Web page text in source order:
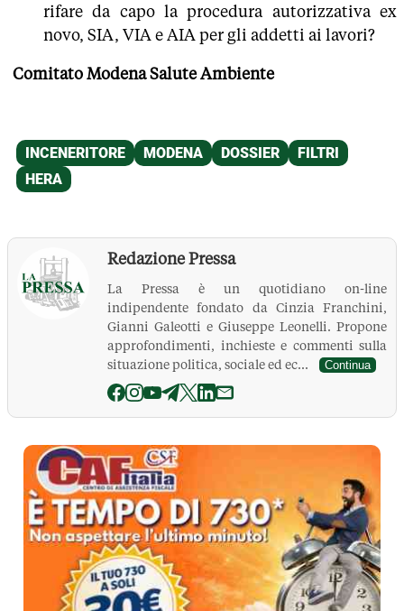
rifare da capo la procedura autorizzativa ex
novo, SIA, VIA e AIA per gli addetti ai lavori?
Comitato Modena Salute Ambiente
Redazione Pressa
La Pressa è un quotidiano on-line
indipendente fondato da Cinzia Franchini,
Gianni Galeotti e Giuseppe Leonelli. Propone
approfondimenti, inchieste e commenti sulla
situazione politica, sociale ed ec...
Continua
La Pressa